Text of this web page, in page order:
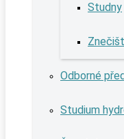
Studny
Odborné
Studium